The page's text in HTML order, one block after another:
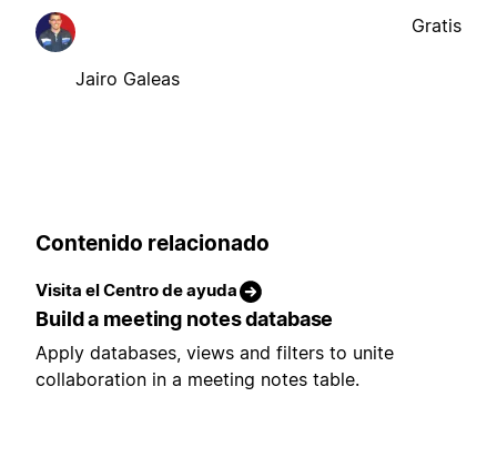
Jairo Galeas
Gratis
Contenido relacionado
Visita el Centro de ayuda
Build a meeting notes database
Apply databases, views and filters to unite
collaboration in a meeting notes table.